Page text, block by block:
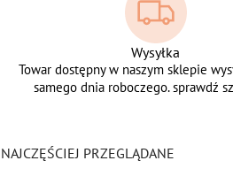
Wysyłka
Towar dostępny w naszym sklepie
samego dnia roboczego. sprawdź
NAJCZĘŚCIEJ PRZEGLĄDANE